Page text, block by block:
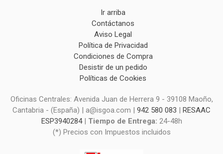
Ir arriba
Contáctanos
Aviso Legal
Política de Privacidad
Condiciones de Compra
Desistir de un pedido
Políticas de Cookies
Oficinas Centrales: Avenida Juan de Herrera 9 - 39108 Maoño,
Cantabria - (España) | a@isgoa.com | 942 580 083 | RESAAC
ESP3940284| Tiempo de Entrega: 24-48h
(*) Precios con Impuestos incluidos